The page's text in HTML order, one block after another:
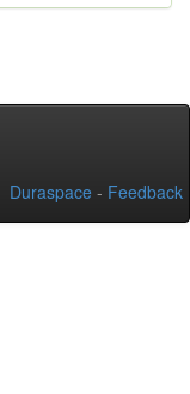
Duraspace - Feedback